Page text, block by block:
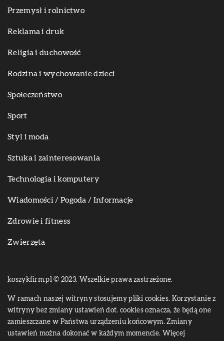
Przemysł i rolnictwo
Reklama i druk
Religia i duchowość
Rodzina i wychowanie dzieci
Społeczeństwo
Sport
Styl i moda
Sztuka i zainteresowania
Technologia i komputery
Wiadomości / Pogoda / Informacje
Zdrowie i fitness
Zwierzęta
koszykfirm.pl © 2023. Wszelkie prawa zastrzeżone.
W ramach naszej witryny stosujemy pliki cookies. Korzystanie z
witryny bez zmiany ustawień dot. cookies oznacza, że będą one
zamieszczane w Państwa urządzeniu końcowym. Zmiany
ustawień można dokonać w każdym momencie. Więcej